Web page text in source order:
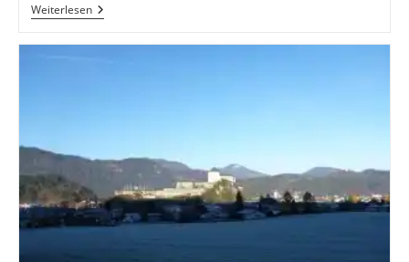
WeiterlesenNeues
Rennrad